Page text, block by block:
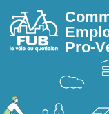
Aller au contenu
Pro-